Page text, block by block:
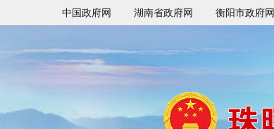
中国政府网 湖南省政府网 衡阳市政府网